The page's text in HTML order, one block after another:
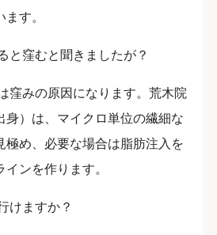
す。
と窪むと聞きましたが？
窪みの原因になります。荒木院
身）は、マイクロ単位の繊細な
極め、必要な場合は脂肪注入を
ンを作ります。
けますか？